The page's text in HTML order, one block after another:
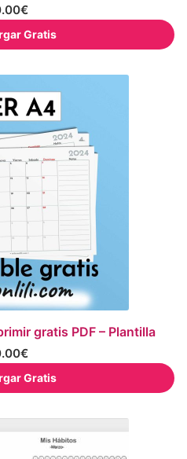
€
Gratis
gratis PDF – Plantilla
€
Gratis